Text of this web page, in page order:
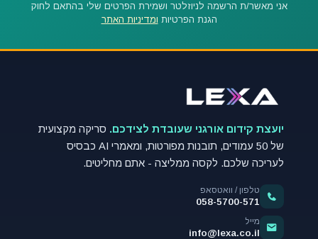
אני מאשר/ת הרשמה לניוזלטר ושמירת הפרטים שלי בהתאם לחוק
הגנת הפרטיות ומדיניות האתר
יועצת קידום אורגני שעובדת לצידכם. סריקה מקצועית
של 50 עמודים, תובנות מפורטות, ומאמרי AI כבסיס
לעריכה שלכם. לקסה ממליצה - אתם מחליטים.
טלפון / וואטסאפ
058-5700-571
מייל
info@lexa.co.il